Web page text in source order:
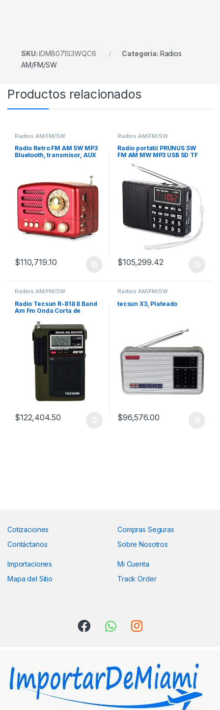
SKU:IDMB071S3WQC6 Categoría: Radios
AM/FM/SW
Productos relacionados
Radios AM/FM/SW
Radio Retro FM AM SW MP3
Bluetooth, transmisor, AUX
$110,719.10
Radios AM/FM/SW
Radio portátil PRUNUS SW
FM AM MW MP3 USB SD TF
Multimedia
$105,299.42
Radios AM/FM/SW
Radio Tecsun R-818 8 Band
Am Fm Onda Corta de
$122,404.50
Radios AM/FM/SW
tecsun X3, Plateado
$96,576.00
Cotizaciones
Contáctanos
Compras Seguras
Sobre Nosotros
Importaciones
Mapa del Sitio
Mi Cuenta
Track Order